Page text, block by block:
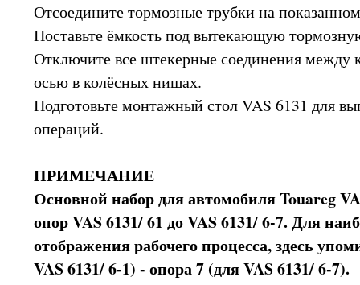
Отсоедините тормозные трубки на
Поставьте ёмкость под вытекающую
Отключите все штекерные соединения между
осью в колёсных нишах.
Подготовьте монтажный стол VAS 6131 для
операций.
ПРИМЕЧАНИЕ
Основной набор для автомобиля Touareg
опор VAS 6131/ 61 до VAS 6131/ 6-7. Для
отображения рабочего процесса, здесь
VAS 6131/ 6-1) - опора 7 (для VAS 6131/ 6-7).